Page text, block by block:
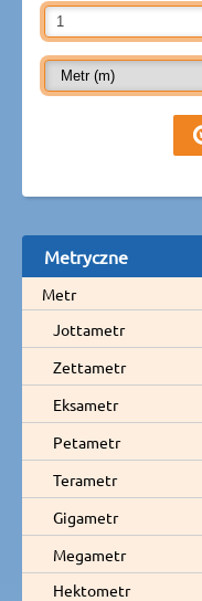
Metryczne
Metr
Jottametr
Zettametr
Eksametr
Petametr
Terametr
Gigametr
Megametr
Hektometr